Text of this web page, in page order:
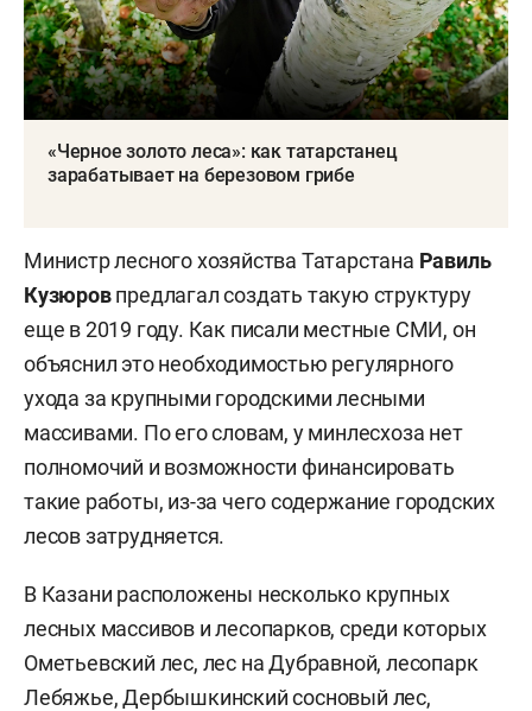
«Черное золото леса»: как татарстанец
зарабатывает на березовом грибе
Министр лесного хозяйства Татарстана Равиль
Кузюровпредлагал создать такую структуру
еще в 2019 году. Как писали местные СМИ, он
объяснил это необходимостью регулярного
ухода за крупными городскими лесными
массивами. По его словам, у минлесхоза нет
полномочий и возможности финансировать
такие работы, из-за чего содержание городских
лесов затрудняется.
В Казани расположены несколько крупных
лесных массивов и лесопарков, среди которых
Ометьевский лес, лес на Дубравной, лесопарк
Лебяжье, Дербышкинский сосновый лес,